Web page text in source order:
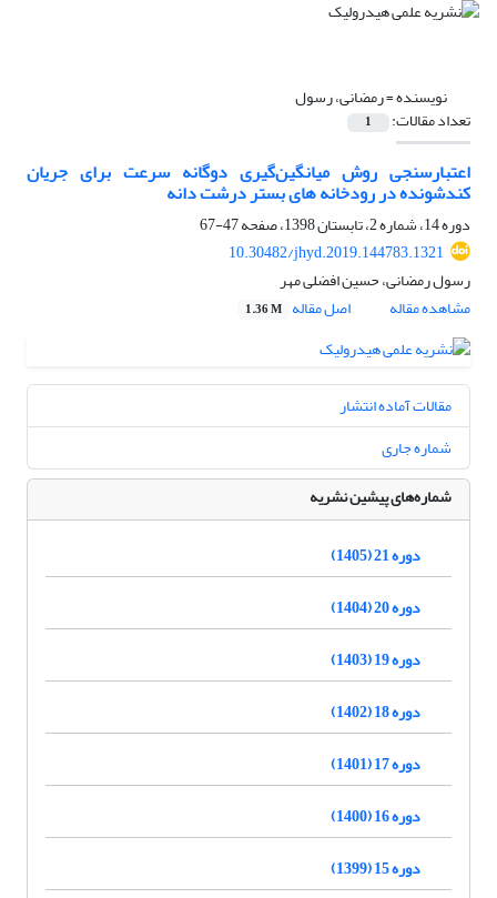
نویسنده =رمضانی، رسول
تعداد مقالات: 1
اعتبارسنجی روش میانگین‌گیری دوگانه سرعت برای جریان
کندشونده در رودخانه‌ های بستر درشت دانه
دوره 14، شماره 2، تابستان 1398، صفحه
47-67
10.30482/jhyd.2019.144783.1321
رسول رمضانی، حسین افضلی مهر
مشاهده مقاله
اصل مقاله 1.36 M
مقالات آماده انتشار
شماره جاری
شماره‌های پیشین نشریه
دوره 21 (1405)
دوره 20 (1404)
دوره 19 (1403)
دوره 18 (1402)
دوره 17 (1401)
دوره 16 (1400)
دوره 15 (1399)